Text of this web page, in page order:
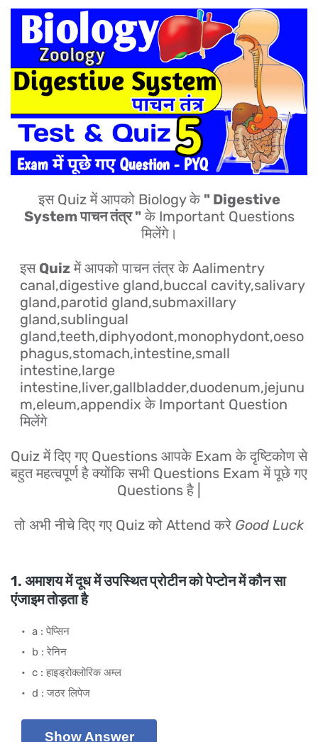
इस Quiz में आपको Biology के " Digestive
System पाचन तंत्र "के Important Questions
मिलेंगे।
इस Quizमें आपको पाचन तंत्र के Aalimentry
canal,digestive gland,buccal cavity,salivary
gland,parotid gland,submaxillary
gland,sublingual
gland,teeth,diphyodont,monophydont,oeso
phagus,stomach,intestine,small
intestine,large
intestine,liver,gallbladder,duodenum,jejunu
m,eleum,appendix के Important Question
मिलेंगे
Quiz में दिए गए Questions आपके Exam के दृष्टिकोण से
बहुत महत्वपूर्ण है क्योंकि सभी Questions Exam में पूछे गए
Questions है |
तो अभी नीचे दिए गए Quiz को Attend करे Good Luck
1. अमाशय में दूध में उपस्थित प्रोटीन को पेप्टोन में कौन सा
एंजाइम तोड़ता है
a : पेप्सिन
b : रेनिन
c : हाइड्रोक्लोरिक अम्ल
d : जठर लिपेज
Show Answer